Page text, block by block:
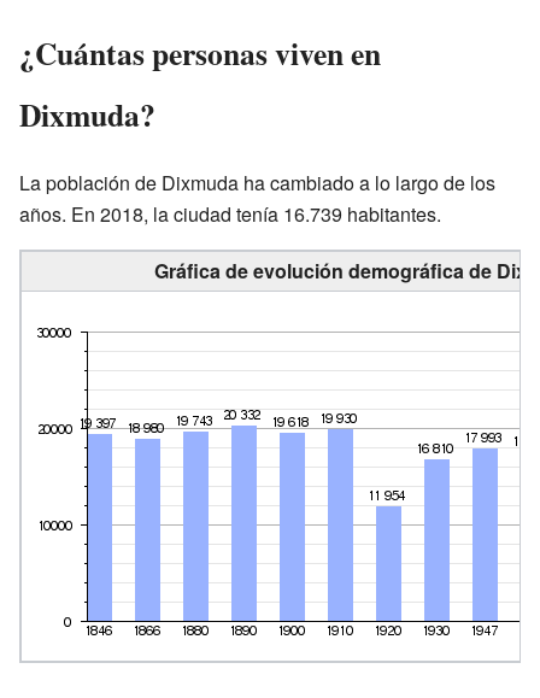
¿Cuántas personas viven en
Dixmuda?
La población de Dixmuda ha cambiado a lo largo de los
años. En 2018, la ciudad tenía 16.739 habitantes.
Gráfica de evolución demográfica de